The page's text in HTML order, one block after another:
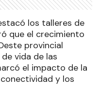
los talleres de
que el crecimiento
provincial
vida de las
el impacto de la
y los